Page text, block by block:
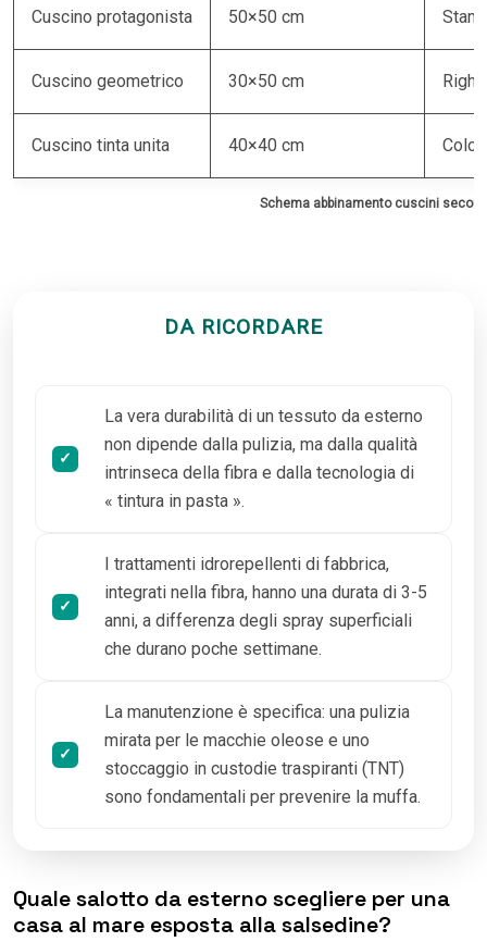
Schema abbinamento cuscini
Cuscino protagonista 50×50 cm
Cuscino geometrico 30×50 cm
Cuscino tinta unita 40×40 cm
DA RICORDARE
La vera durabilità di un tessuto da esterno
non dipende dalla pulizia, ma dalla qualità
intrinseca della fibra e dalla tecnologia di
« tintura in pasta ».
I trattamenti idrorepellenti di fabbrica,
integrati nella fibra, hanno una durata di 3-5
anni, a differenza degli spray superficiali
che durano poche settimane.
La manutenzione è specifica: una pulizia
mirata per le macchie oleose e uno
stoccaggio in custodie traspiranti (TNT)
sono fondamentali per prevenire la muffa.
Quale salotto da esterno scegliere per una
casa al mare esposta alla salsedine?